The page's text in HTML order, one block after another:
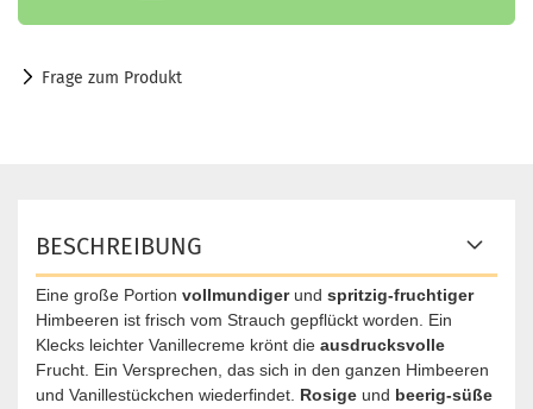
Frage zum Produkt
BESCHREIBUNG
Eine große Portion vollmundigerund spritzig-fruchtiger
Himbeeren ist frisch vom Strauch gepflückt worden. Ein
Klecks leichter Vanillecreme krönt die ausdrucksvolle
Frucht. Ein Versprechen, das sich in den ganzen Himbeeren
und Vanillestückchen wiederfindet. Rosige und beerig-süße